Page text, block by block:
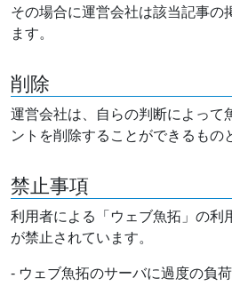
その場合に運営会社は該当記事の
ます。
削除
運営会社は、自らの判断によって
ントを削除することができるもの
禁止事項
利用者による「ウェブ魚拓」の利
が禁止されています。
- ウェブ魚拓のサーバに過度の負